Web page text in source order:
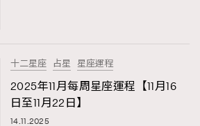
十二星座 占星 星座運程
2025年11月每周星座運程【11月16
日至11月22日】
14.11.2025